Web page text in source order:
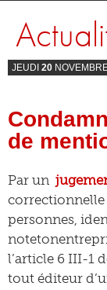
JEUDI 20
de
Par un
correctionnelle
personnes,
l’article 6 III-1
tout éditeur